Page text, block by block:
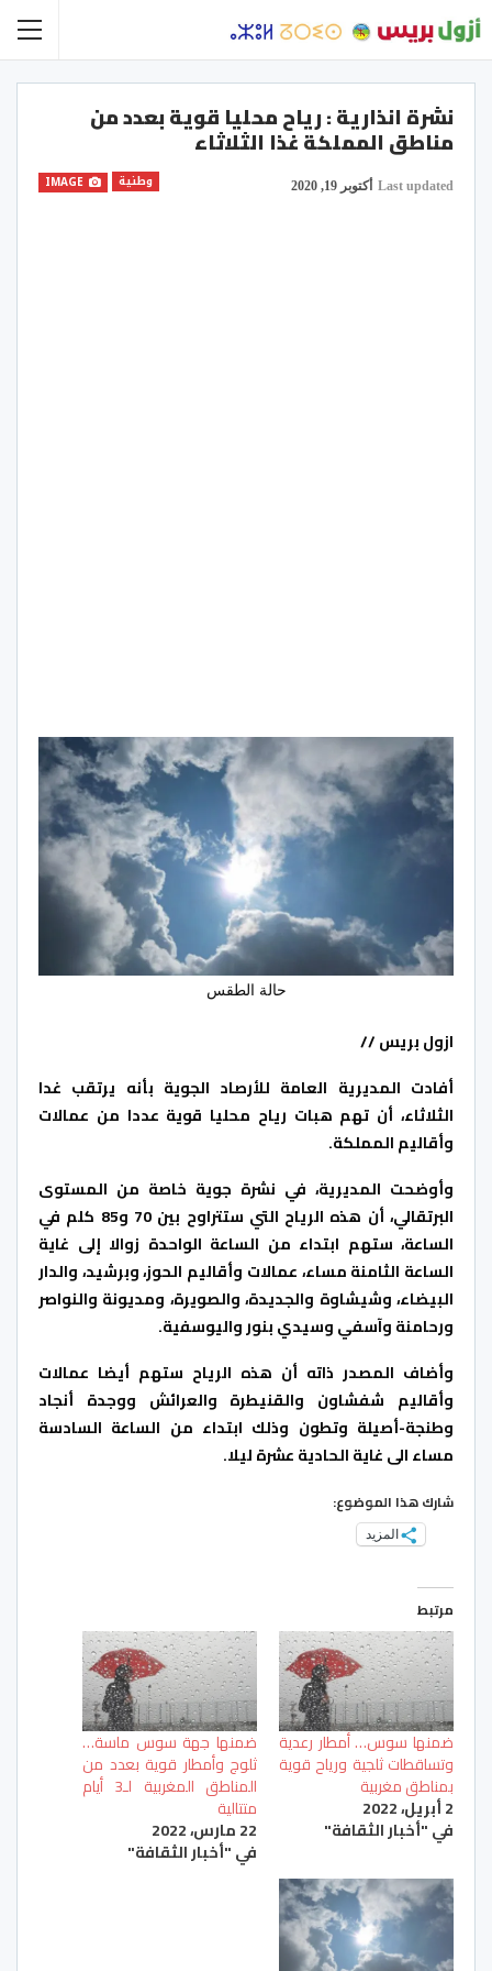
نشرة انذارية : رياح محليا قوية بعدد من
مناطق المملكة غذا الثلاثاء
وطنية Last updated أكتوبر 19, 2020
حالة الطقس
ازول بريس //
أفادت المديرية العامة للأرصاد الجوية بأنه يرتقب غدا
الثلاثاء، أن تهم هبات رياح محليا قوية عددا من عمالات
وأقاليم المملكة.
وأوضحت المديرية، في نشرة جوية خاصة من المستوى
البرتقالي، أن هذه الرياح التي ستتراوح بين 70 و85 كلم في
الساعة، ستهم ابتداء من الساعة الواحدة زوالا إلى غاية
الساعة الثامنة مساء، عمالات وأقاليم الحوز، وبرشيد، والدار
البيضاء، وشيشاوة والجديدة، والصويرة، ومديونة والنواصر
ورحامنة وآسفي وسيدي بنور واليوسفية.
وأضاف المصدر ذاته أن هذه الرياح ستهم أيضا عمالات
وأقاليم شفشاون والقنيطرة والعرائش ووجدة أنجاد
وطنجة-أصيلة وتطون وذلك ابتداء من الساعة السادسة
مساء الى غاية الحادية عشرة ليلا.
شارك هذا الموضوع:
المزيد
مرتبط
ضمنها سوس… أمطار رعدية
وتساقطات ثلجية ورياح قوية
بمناطق مغربية
2 أبريل، 2022
في "أخبار الثقافة"
ضمنها جهة سوس ماسة…
ثلوج وأمطار قوية بعدد من
المناطق المغربية لـ3 أيام
متتالية
22 مارس، 2022
في "أخبار الثقافة"